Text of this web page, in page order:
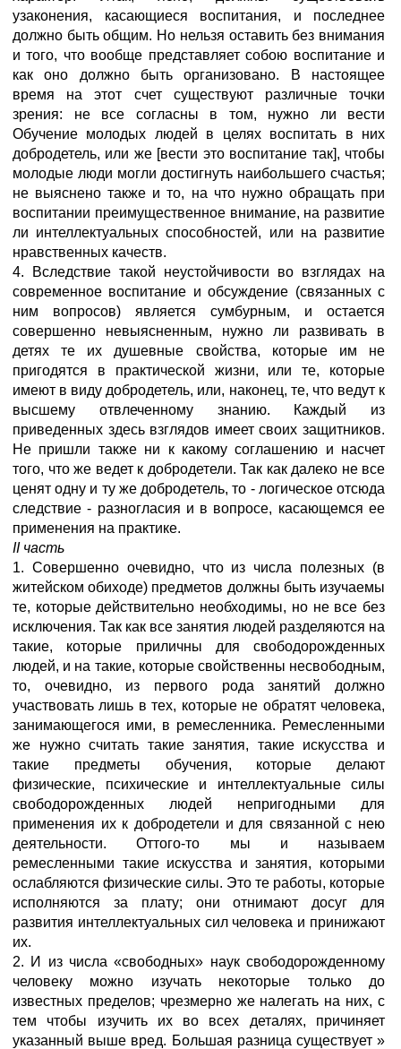
узаконения, касающиеся воспитания, и последнее
должно быть общим. Но нельзя оставить без внимания
и того, что вообще представляет собою воспитание и
как оно должно быть организовано. В настоящее
время на этот счет существуют различные точки
зрения: не все согласны в том, нужно ли вести
Обучение молодых людей в целях воспитать в них
добродетель, или же [вести это воспитание так], чтобы
молодые люди могли достигнуть наибольшего счастья;
не выяснено также и то, на что нужно обращать при
воспитании преимущественное внимание, на развитие
ли интеллектуальных способностей, или на развитие
нравственных качеств.
4. Вследствие такой неустойчивости во взглядах на
современное воспитание и обсуждение (связанных с
ним вопросов) является сумбурным, и остается
совершенно невыясненным, нужно ли развивать в
детях те их душевные свойства, которые им не
пригодятся в практической жизни, или те, которые
имеют в виду добродетель, или, наконец, те, что ведут к
высшему отвлеченному знанию. Каждый из
приведенных здесь взглядов имеет своих защитников.
Не пришли также ни к какому соглашению и насчет
того, что же ведет к добродетели. Так как далеко не все
ценят одну и ту же добродетель, то - логическое отсюда
следствие - разногласия и в вопросе, касающемся ее
применения на практике.
IIчасть
1. Совершенно очевидно, что из числа полезных (в
житейском обиходе) предметов должны быть изучаемы
те, которые действительно необходимы, но не все без
исключения. Так как все занятия людей разделяются на
такие, которые приличны для свободорожденных
людей, и на такие, которые свойственны несвободным,
то, очевидно, из первого рода занятий должно
участвовать лишь в тех, которые не обратят человека,
занимающегося ими, в ремесленника. Ремесленными
же нужно считать такие занятия, такие искусства и
такие предметы обучения, которые делают
физические, психические и интеллектуальные силы
свободорожденных людей непригодными для
применения их к добродетели и для связанной с нею
деятельности. Оттого-то мы и называем
ремесленными такие искусства и занятия, которыми
ослабляются физические силы. Это те работы, которые
исполняются за плату; они отнимают досуг для
развития интеллектуальных сил человека и принижают
их.
2. И из числа «свободных» наук свободорожденному
человеку можно изучать некоторые только до
известных пределов; чрезмерно же налегать на них, с
тем чтобы изучить их во всех деталях, причиняет
указанный выше вред. Большая разница существует »